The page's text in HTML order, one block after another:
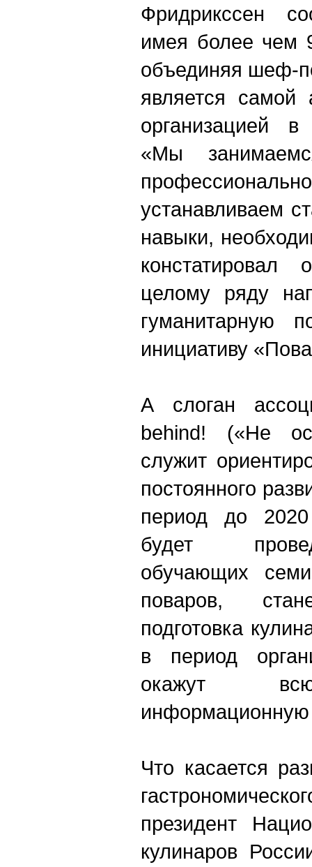
Фридрикссен
имея более чем
объединяя шеф-
является самой
организацией
«Мы
устанавливаем
навыки,
целому ряду
гуманитарную
инициативу
А слоган
behind! («Не
служит
постоянного
период до
будет
обучающих
поваров,
подготовка
в период
окажут
информационную
Что касается
президент
кулинаров